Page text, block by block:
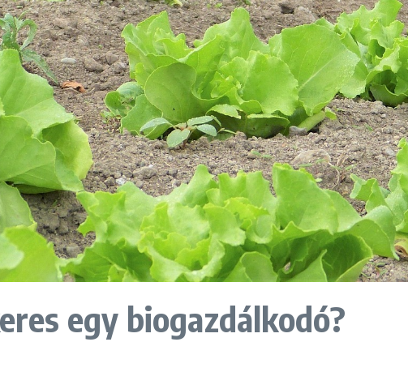
egy biogazdálkodó?